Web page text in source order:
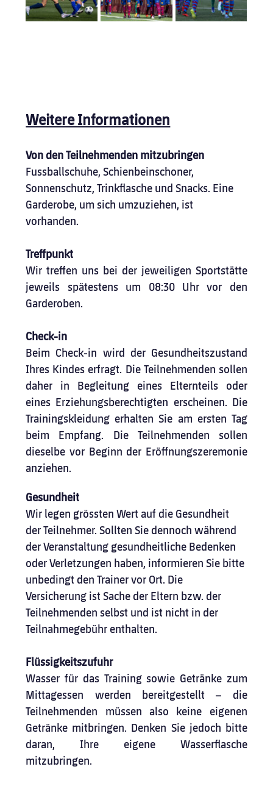
Weitere Informationen
Von den Teilnehmenden mitzubringen
Fussballschuhe, Schienbeinschoner,
Sonnenschutz, Trinkflasche und Snacks. Eine
Garderobe, um sich umzuziehen, ist
vorhanden.
Treffpunkt
Wir treffen uns bei der jeweiligen Sportstätte
jeweils spätestens um 08:30 Uhr vor den
Garderoben.
Check-in
Beim Check-in wird der Gesundheitszustand
Ihres Kindes erfragt. Die Teilnehmenden sollen
daher in Begleitung eines Elternteils oder
eines Erziehungsberechtigten erscheinen. Die
Trainingskleidung erhalten Sie am ersten Tag
beim Empfang. Die Teilnehmenden sollen
dieselbe vor Beginn der Eröffnungszeremonie
anziehen.
Gesundheit
Wir legen grössten Wert auf die Gesundheit
der Teilnehmer. Sollten Sie dennoch während
der Veranstaltung gesundheitliche Bedenken
oder Verletzungen haben, informieren Sie bitte
unbedingt den Trainer vor Ort. Die
Versicherung ist Sache der Eltern bzw. der
Teilnehmenden selbst und ist nicht in der
Teilnahmegebühr enthalten.
Flüssigkeitszufuhr
Wasser für das Training sowie Getränke zum
Mittagessen werden bereitgestellt – die
Teilnehmenden müssen also keine eigenen
Getränke mitbringen. Denken Sie jedoch bitte
daran, Ihre eigene Wasserflasche
mitzubringen.